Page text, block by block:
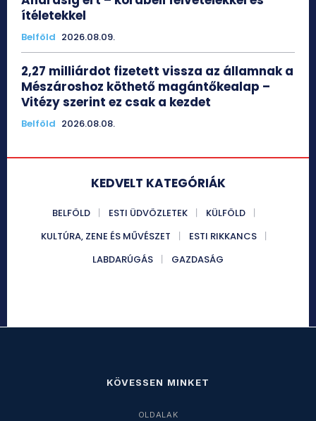
ítéletekkel
Belföld 2026.08.09.
2,27 milliárdot fizetett vissza az államnak a
Mészároshoz köthető magántőkealap –
Vitézy szerint ez csak a kezdet
Belföld 2026.08.08.
KEDVELT KATEGÓRIÁK
BELFÖLD ESTI ÜDVÖZLETEK
KÜLFÖLD
KULTÚRA, ZENE ÉS MŰVÉSZET
ESTI RIKKANCS
LABDARÚGÁS
GAZDASÁG
KÖVESSEN MINKET
OLDALAK